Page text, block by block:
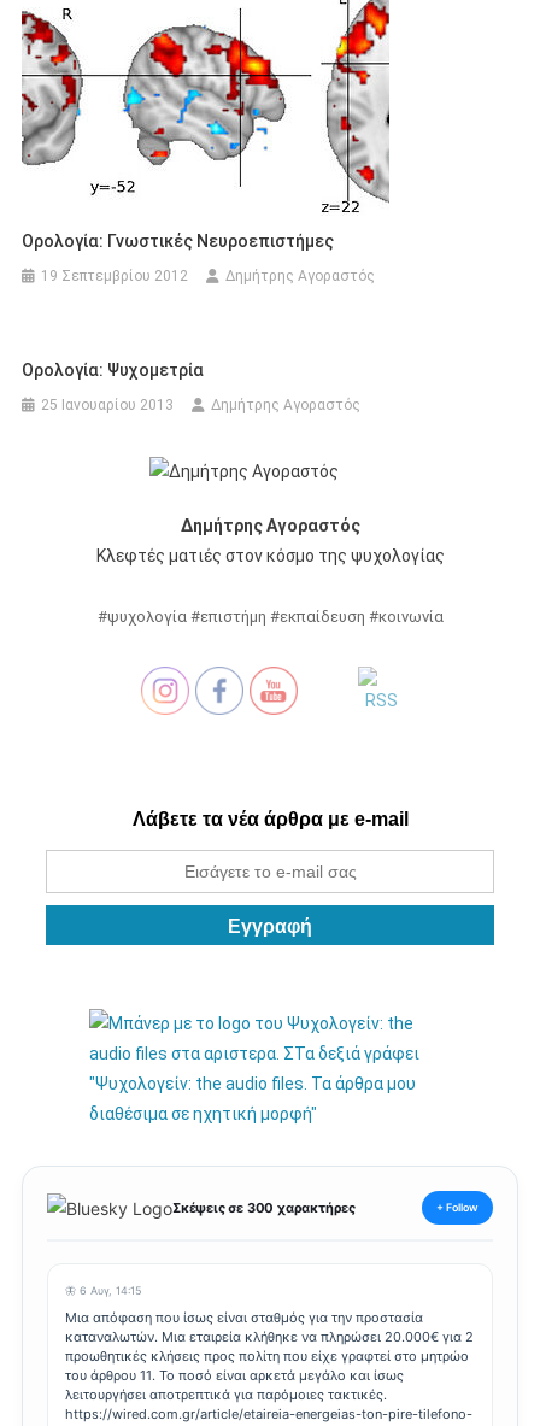
Ορολογία: Γνωστικές Νευροεπιστήμες
19 Σεπτεμβρίου 2012 Δημήτρης Αγοραστός
Ορολογία: Ψυχομετρία
25 Ιανουαρίου 2013 Δημήτρης Αγοραστός
Δημήτρης Αγοραστός
Κλεφτές ματιές στον κόσμο της ψυχολογίας
#ψυχολογία #επιστήμη #εκπαίδευση #κοινωνία
Λάβετε τα νέα άρθρα με e-mail
Σκέψεις σε 300 χαρακτήρες + Follow
🦋 6 Αυγ, 14:15
Μια απόφαση που ίσως είναι σταθμός για την προστασία
καταναλωτών. Μια εταιρεία κλήθηκε να πληρώσει 20.000€ για 2
προωθητικές κλήσεις προς πολίτη που είχε γραφτεί στο μητρώο
του άρθρου 11. Το ποσό είναι αρκετά μεγάλο και ίσως
λειτουργήσει αποτρεπτικά για παρόμοιες τακτικές.
https://wired.com.gr/article/etaireia-energeias-ton-pire-tilefono-